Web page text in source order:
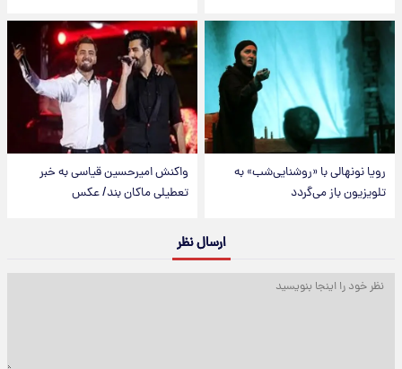
رویا نونهالی با «روشنایی‌شب» به
تلویزیون باز می‌گردد
واکنش امیرحسین قیاسی به خبر
تعطیلی ماکان بند/ عکس
ارسال نظر